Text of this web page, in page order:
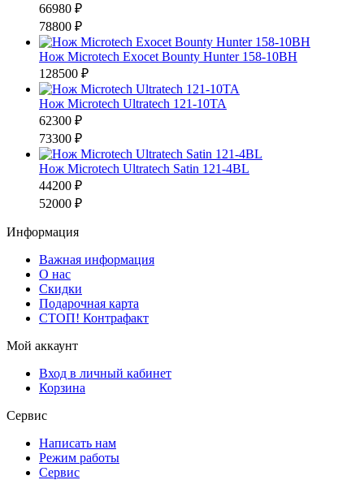
66980 ₽
78800 ₽
Нож Microtech Exocet Bounty Hunter 158-10BH
128500 ₽
Нож Microtech Ultratech 121-10TA
62300 ₽
73300 ₽
Нож Microtech Ultratech Satin 121-4BL
44200 ₽
52000 ₽
Информация
Важная информация
О нас
Скидки
Подарочная карта
СТОП! Контрафакт
Мой аккаунт
Вход в личный кабинет
Корзина
Сервис
Написать нам
Режим работы
Сервис